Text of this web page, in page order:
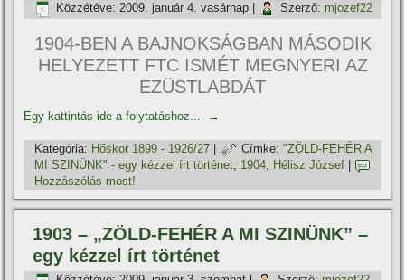
Közzétéve: 2009. január 4. vasárnap Szerző: mjozef22
1904-BEN A BAJNOKSÁGBAN MÁSODIK
HELYEZETT FTC ISMÉT MEGNYERI AZ
EZÜSTLABDÁT
Egy kattintás ide a folytatáshoz.... →
Kategória: Hőskor 1899 - 1926/27 | Címke: "ZÖLD-FEHÉR A
MI SZINÜNK" - egy kézzel í­rt történet, 1904, Hélisz József
Hozzászólás most!
1903 – „ZÖLD-FEHÉR A MI SZINÜNK” –
egy kézzel í­rt történet